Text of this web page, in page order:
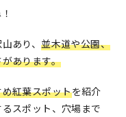
あり、並木道や公園、
あります。
紅葉スポットを紹介
スポット、穴場まで